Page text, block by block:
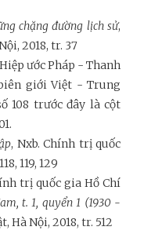
chặng đường lịch sử,
2018, tr. 37
ước Pháp - Thanh
giới Việt - Trung
108 trước đây là cột
, Nxb. Chính trị quốc
119, 129
trị quốc gia Hồ Chí
t. 1, quyển 1 (1930 -
Hà Nội, 2018, tr. 512